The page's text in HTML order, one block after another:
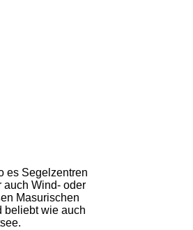
es Segelzentren
auch Wind- oder
Masurischen
beliebt wie auch